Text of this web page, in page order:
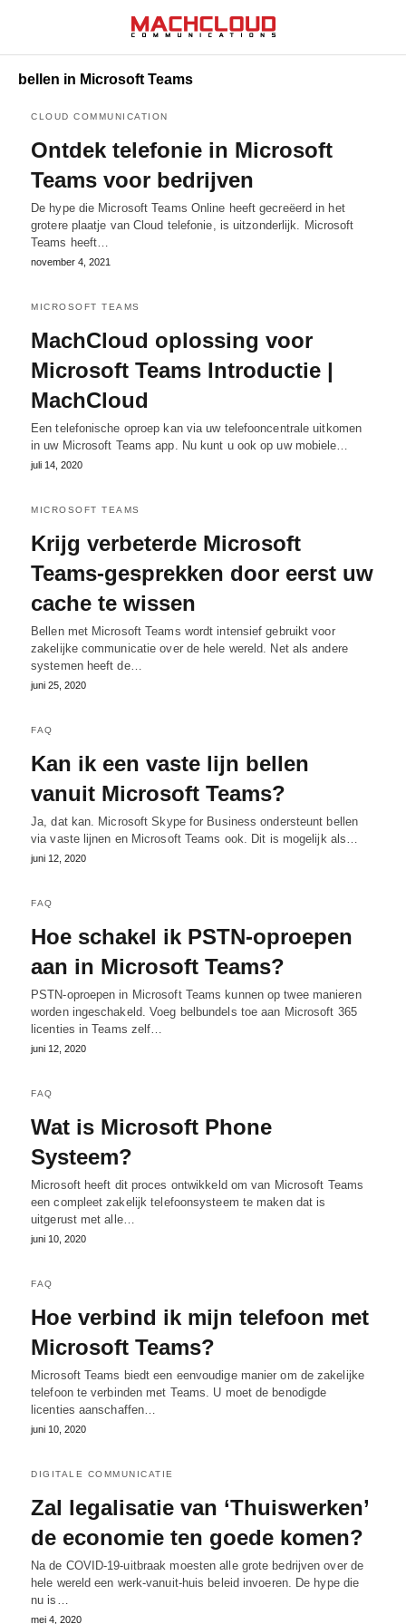
bellen in Microsoft Teams
CLOUD COMMUNICATION
Ontdek telefonie in Microsoft
Teams voor bedrijven
De hype die Microsoft Teams Online heeft gecreëerd in het
grotere plaatje van Cloud telefonie, is uitzonderlijk. Microsoft
Teams heeft…
november 4, 2021
MICROSOFT TEAMS
MachCloud oplossing voor
Microsoft Teams Introductie |
MachCloud
Een telefonische oproep kan via uw telefooncentrale uitkomen
in uw Microsoft Teams app. Nu kunt u ook op uw mobiele…
juli 14, 2020
MICROSOFT TEAMS
Krijg verbeterde Microsoft
Teams-gesprekken door eerst uw
cache te wissen
Bellen met Microsoft Teams wordt intensief gebruikt voor
zakelijke communicatie over de hele wereld. Net als andere
systemen heeft de…
juni 25, 2020
FAQ
Kan ik een vaste lijn bellen
vanuit Microsoft Teams?
Ja, dat kan. Microsoft Skype for Business ondersteunt bellen
via vaste lijnen en Microsoft Teams ook. Dit is mogelijk als…
juni 12, 2020
FAQ
Hoe schakel ik PSTN-oproepen
aan in Microsoft Teams?
PSTN-oproepen in Microsoft Teams kunnen op twee manieren
worden ingeschakeld. Voeg belbundels toe aan Microsoft 365
licenties in Teams zelf…
juni 12, 2020
FAQ
Wat is Microsoft Phone
Systeem?
Microsoft heeft dit proces ontwikkeld om van Microsoft Teams
een compleet zakelijk telefoonsysteem te maken dat is
uitgerust met alle…
juni 10, 2020
FAQ
Hoe verbind ik mijn telefoon met
Microsoft Teams?
Microsoft Teams biedt een eenvoudige manier om de zakelijke
telefoon te verbinden met Teams. U moet de benodigde
licenties aanschaffen…
juni 10, 2020
DIGITALE COMMUNICATIE
Zal legalisatie van ‘Thuiswerken’
de economie ten goede komen?
Na de COVID-19-uitbraak moesten alle grote bedrijven over de
hele wereld een werk-vanuit-huis beleid invoeren. De hype die
nu is…
mei 4, 2020